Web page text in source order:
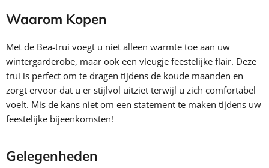
Waarom Kopen
Met de Bea-trui voegt u niet alleen warmte toe aan uw
wintergarderobe, maar ook een vleugje feestelijke flair. Deze
trui is perfect om te dragen tijdens de koude maanden en
zorgt ervoor dat u er stijlvol uitziet terwijl u zich comfortabel
voelt. Mis de kans niet om een statement te maken tijdens uw
feestelijke bijeenkomsten!
Gelegenheden